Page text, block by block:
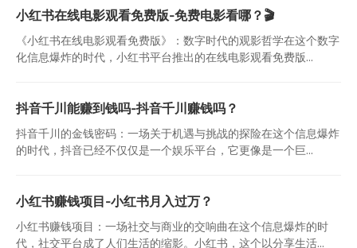
小红书在线电影观看免费版-免费电影看哪？🎬
《小红书在线电影观看免费版》：数字时代的观影哲学在这个数字
化信息爆炸的时代，小红书平台推出的在线电影观看免费版...
抖音千川能赚到钱吗-抖音千川赚钱吗？
抖音千川的金钱密码：一场关于机遇与挑战的探险在这个信息爆炸
的时代，抖音已经不仅仅是一个娱乐平台，它更像是一个巨...
小红书赚钱项目-小红书月入过万？
小红书赚钱项目：一场社交与商业的交响曲在这个信息爆炸的时
代，社交平台成了人们生活的缩影。小红书，这个以分享生活...